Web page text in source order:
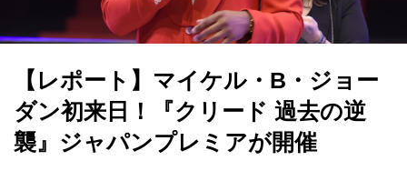
【レポート】マイケル・B・ジョー
ダン初来日！『クリード 過去の逆
襲』ジャパンプレミアが開催